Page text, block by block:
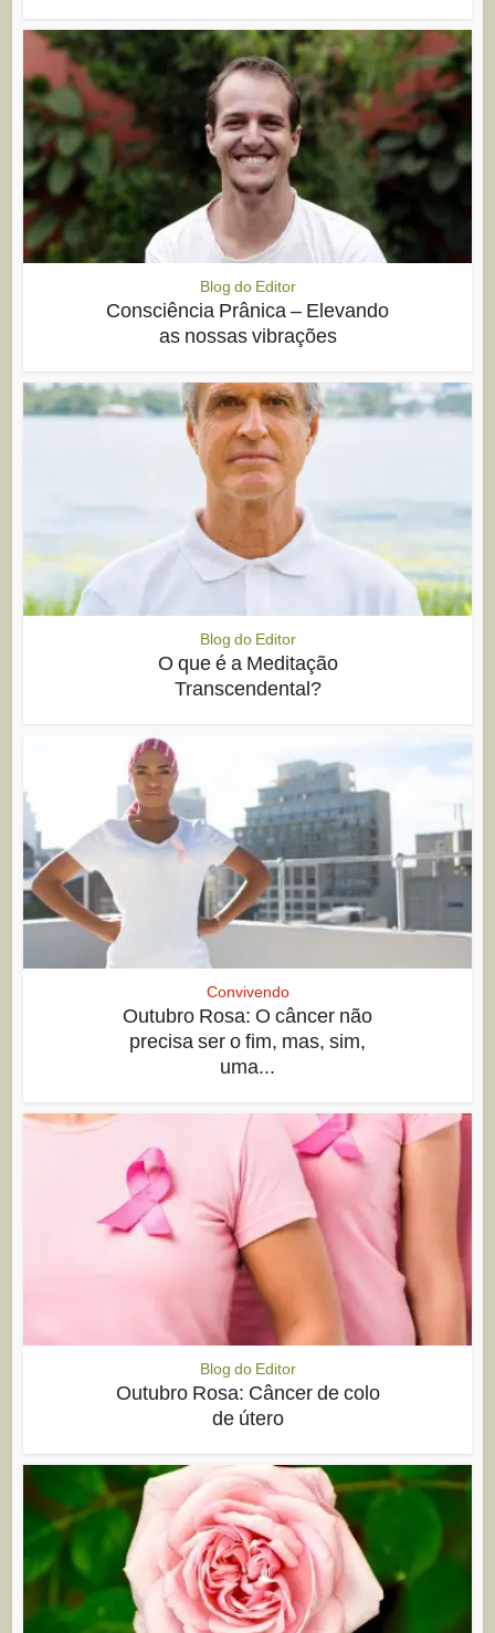
Blog do Editor
Consciência Prânica – Elevando
as nossas vibrações
Blog do Editor
O que é a Meditação
Transcendental?
Convivendo
Outubro Rosa: O câncer não
precisa ser o fim, mas, sim,
uma...
Blog do Editor
Outubro Rosa: Câncer de colo
de útero